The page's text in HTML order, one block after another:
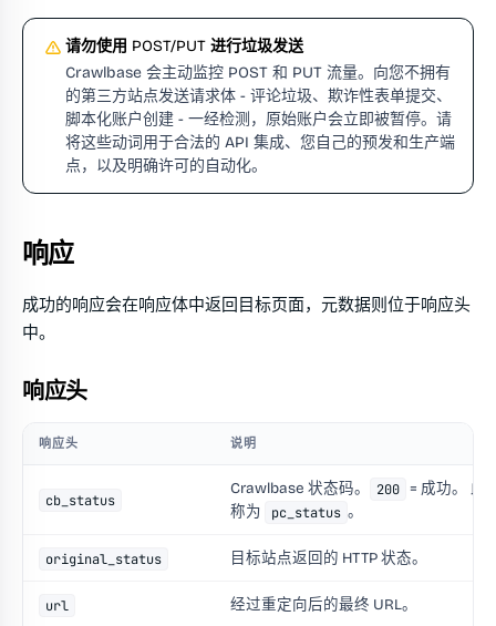
请勿使用 POST/PUT 进行垃圾发送
Crawlbase 会主动监控 POST 和 PUT 流量。向您不拥有
的第三方站点发送请求体 - 评论垃圾、欺诈性表单提交、
脚本化账户创建 - 一经检测，原始账户会立即被暂停。请
将这些动词用于合法的 API 集成、您自己的预发和生产端
点，以及明确许可的自动化。
响应
成功的响应会在响应体中返回目标页面，元数据则位于响应头
中。
响应头
响应头 说明
cb_status
Crawlbase 状态码。 200 = 成功。 此
称为
pc_status 。
original_status 目标站点返回的 HTTP 状态。
url 经过重定向后的最终 URL。